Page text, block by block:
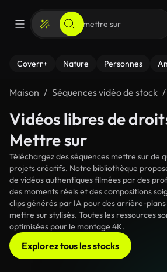
Coverr+ Nature Personnes
Maison Séquences vidéo de stock
Vidéos libres de
Mettre sur
Téléchargez des séquences mettre sur de
projets créatifs. Notre bibliothèque
de vidéos authentiques filmées par des
des moments réels et des compositions
clips générés par IA pour des arrière-plans
mettre sur stylisés. Toutes les ressources
optimisées pour le montage 4K.
Explorez tous les stocks